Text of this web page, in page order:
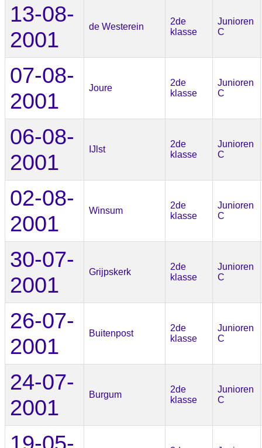
13-08-
2001
de Westerein
2de
klasse
Junioren
C
07-08-
2001
Joure
2de
klasse
Junioren
C
06-08-
2001
IJlst
2de
klasse
Junioren
C
02-08-
2001
Winsum
2de
klasse
Junioren
C
30-07-
2001
Grijpskerk
2de
klasse
Junioren
C
26-07-
2001
Buitenpost
2de
klasse
Junioren
C
24-07-
2001
Burgum
2de
klasse
Junioren
C
19-05-